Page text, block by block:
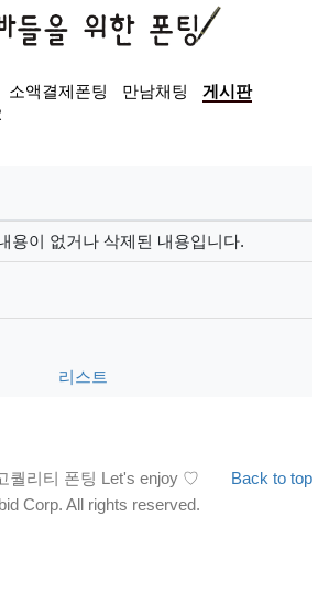
소액결제폰팅 만남채팅
게시판
용이 없거나 삭제된 내용입니다.
리스트
Back to top
퀄리티 폰팅 Let's enjoy ♡
Corp. All rights reserved.